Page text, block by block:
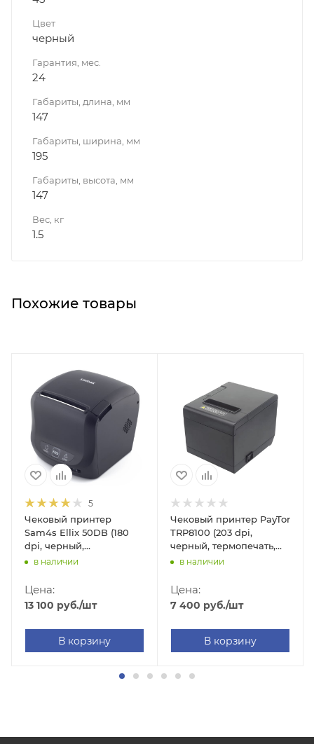
Цвет
черный
Гарантия, мес.
24
Габариты, длина, мм
147
Габариты, ширина, мм
195
Габариты, высота, мм
147
Вес, кг
1.5
Похожие товары
5
Чековый принтер
Sam4s Ellix 50DB (180
dpi, черный,
термопечать, USB/RS-
автоотрезчиком)
в наличии
Цена:
13 100 руб./шт
В корзину
Чековый принтер PayTor
TRP8100 (203 dpi,
черный, термопечать,
без звонка,
в наличии
Цена:
7 400 руб./шт
В корзину